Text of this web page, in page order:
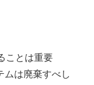
ことは重要
は廃棄すべし